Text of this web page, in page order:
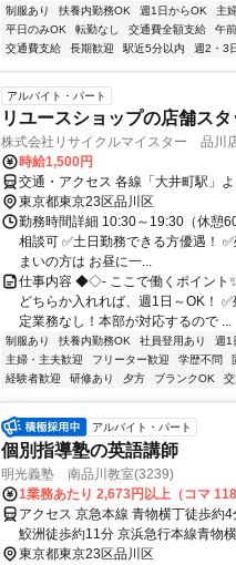
制服あり 扶養内勤務OK 週1日からOK 主
平日のみOK
転勤なし 交通費全額支給 午前
交通費支給
長期歓迎 駅近5分以内 週2・3
アルバイト・パート
リユースショップの店舗スタ
株式会社リサイクルマイスター 品川
時給1,500円
交通・アクセス 各線「大井町駅」
東京都東京23区品川区
勤務時間詳細 10:30～19:30（休憩
相談可 ✅土日勤務できる方優遇！
まいの方は お昼に一...
仕事内容 ◆◇- ここで働くポイント
どちらか入れれば、週1日～OK！
定業務なし！本部が対応するので ...
制服あり 扶養内勤務OK 社員登用あり 週1
主婦・主夫歓迎
フリーター歓迎 学歴不問
経験者歓迎
研修あり 夕方 ブランクOK
アルバイト・パート
個別指導塾の英語講師
明光義塾 南品川教室(3239)
1業務あたり 2,673円以上（コマ 118
アクセス 京急本線 青物横丁徒歩約
鮫洲徒歩約11分 京浜急行本線青物
東京都東京23区品川区